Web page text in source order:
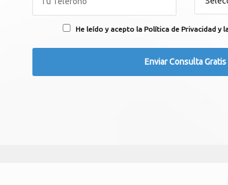
He leído y acepto la Política de Privacidad y